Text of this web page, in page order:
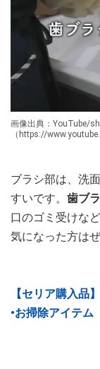
画像出典：YouTube/
（https://
ブラシ部は、洗
すいです。 歯ブ
口のゴミ受けな
気になった方は
【セリア購入品
•お掃除アイテム